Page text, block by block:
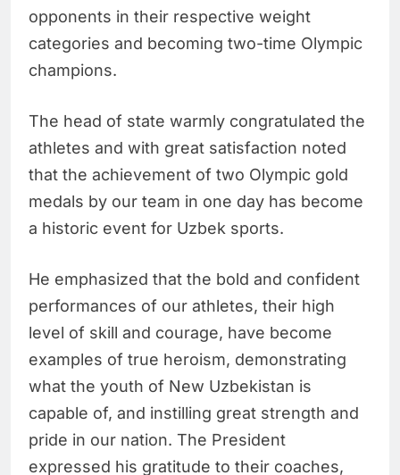
opponents in their respective weight
categories and becoming two-time Olympic
champions.
The head of state warmly congratulated the
athletes and with great satisfaction noted
that the achievement of two Olympic gold
medals by our team in one day has become
a historic event for Uzbek sports.
He emphasized that the bold and confident
performances of our athletes, their high
level of skill and courage, have become
examples of true heroism, demonstrating
what the youth of New Uzbekistan is
capable of, and instilling great strength and
pride in our nation. The President
expressed his gratitude to their coaches,